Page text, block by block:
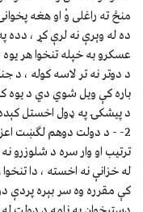
منځ ته راغلى وْ او هغه
ده له وېرې نه لرې كړ ، دده
عسكرو به خپله تنخوا هر
د دوتر نه تر لاسه كوله ،
باره كې ويل شوي دي د يوه
د پيشكۍ په ډول اخستل
2- - د دولت دوهم لګښت
ترتيب او وار سره د شلوزرو
له خزانې نه اخسته ، دا
كې مقرره وه سر بېره پردې